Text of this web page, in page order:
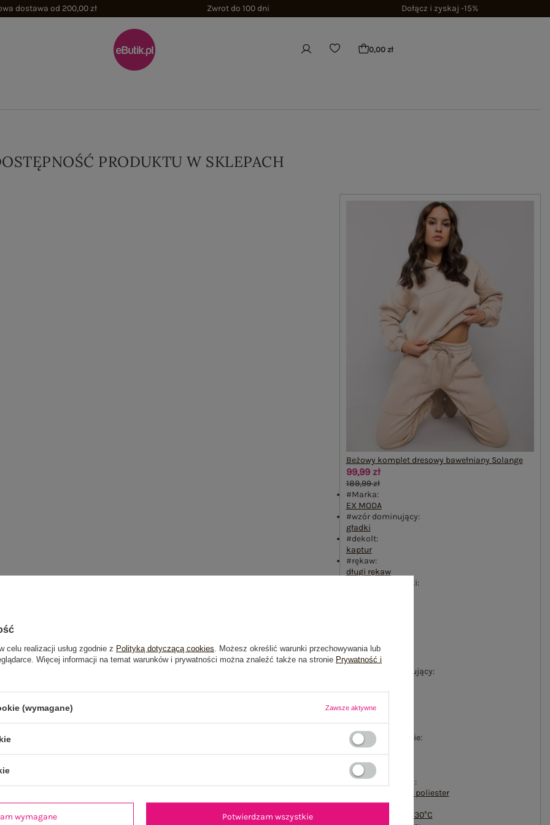
dostawa od 200,00 zł Zwrot do 100 dni Dołącz i zyskaj -15%
0,00 zł
PRODUKTU W SKLEPACH
Beżowy komplet dresowy bawełniany Solange
99,99 zł
189,99 zł
#Marka:
EX MODA
#wzór dominujący:
gładki
#dekolt:
kaptur
#rękaw:
długi rękaw
#długość nogawki:
#okazja:
codzienne
#materiał dominujący:
długa
#wysokość w pasie:
wysoki
boczne
#skład materiału :
30% poliester
#sposób prania :
pranie w pralce w 30°C
celu realizacji usług zgodnie z Polityką dotyczącą cookies . Możesz określić warunki przechowywania lub
Więcej informacji na temat warunków i prywatności można znaleźć także na stronie Prywatność i
(wymagane) Zawsze aktywne
wymagane Potwierdzam wszystkie